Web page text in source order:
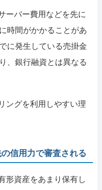
ーバー費用などを先に
時間がかかることがあ
に発生している売掛金
、銀行融資とは異なる
ングを利用しやすい理
信用力で審査される
形資産をあまり保有し